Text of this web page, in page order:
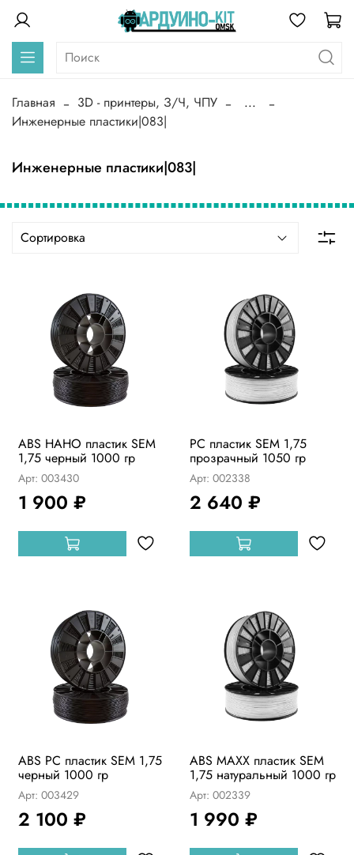
Главная 3D - принтеры, З/Ч, ЧПУ
...
Инженерные пластики|083|
Инженерные пластики|083|
ABS НАНО пластик SEM
1,75 черный 1000 гр
Арт: 003430
1 900 ₽
PC пластик SEM 1,75
прозрачный 1050 гр
Арт: 002338
2 640 ₽
ABS PC пластик SEM 1,75
черный 1000 гр
Арт: 003429
2 100 ₽
ABS MAXX пластик SEM
1,75 натуральный 1000 гр
Арт: 002339
1 990 ₽